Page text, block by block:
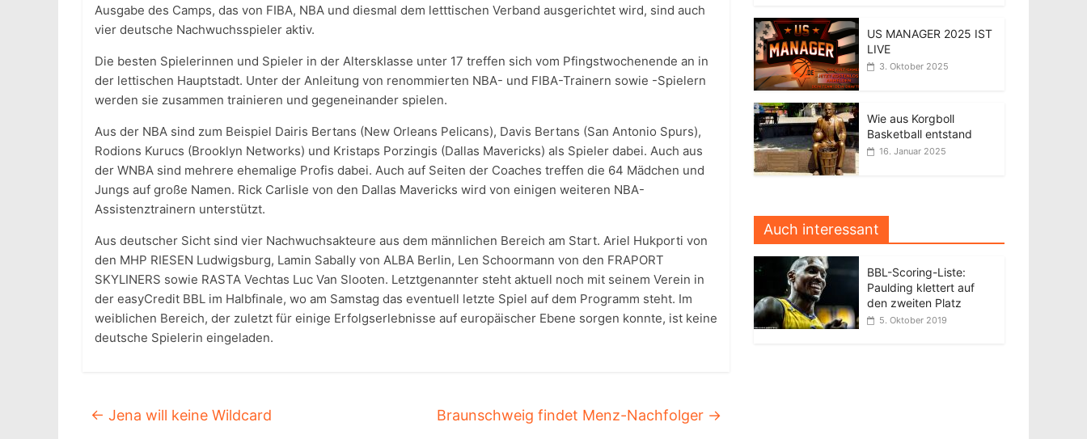
Ausgabe des Camps, das von FIBA, NBA und diesmal dem letttischen Verband ausgerichtet wird, sind auch
vier deutsche Nachwuchsspieler aktiv.
Die besten Spielerinnen und Spieler in der Altersklasse unter 17 treffen sich vom Pfingstwochenende an in
der lettischen Hauptstadt. Unter der Anleitung von renommierten NBA- und FIBA-Trainern sowie -Spielern
werden sie zusammen trainieren und gegeneinander spielen.
Aus der NBA sind zum Beispiel Dairis Bertans (New Orleans Pelicans), Davis Bertans (San Antonio Spurs),
Rodions Kurucs (Brooklyn Networks) und Kristaps Porzingis (Dallas Mavericks) als Spieler dabei. Auch aus
der WNBA sind mehrere ehemalige Profis dabei. Auch auf Seiten der Coaches treffen die 64 Mädchen und
Jungs auf große Namen. Rick Carlisle von den Dallas Mavericks wird von einigen weiteren NBA-
Assistenztrainern unterstützt.
Aus deutscher Sicht sind vier Nachwuchsakteure aus dem männlichen Bereich am Start. Ariel Hukporti von
den MHP RIESEN Ludwigsburg, Lamin Sabally von ALBA Berlin, Len Schoormann von den FRAPORT
SKYLINERS sowie RASTA Vechtas Luc Van Slooten. Letztgenannter steht aktuell noch mit seinem Verein in
der easyCredit BBL im Halbfinale, wo am Samstag das eventuell letzte Spiel auf dem Programm steht. Im
weiblichen Bereich, der zuletzt für einige Erfolgserlebnisse auf europäischer Ebene sorgen konnte, ist keine
deutsche Spielerin eingeladen.
← Jena will keine Wildcard Braunschweig findet Menz-Nachfolger →
US MANAGER 2025 IST
LIVE
3. Oktober 2025
Wie aus Korgboll
Basketball entstand
16. Januar 2025
Auch interessant
BBL-Scoring-Liste:
Paulding klettert auf
den zweiten Platz
5. Oktober 2019